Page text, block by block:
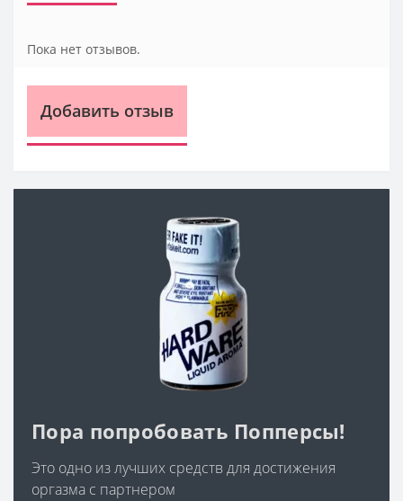
Пока нет отзывов.
Добавить отзыв
Пора попробовать Попперсы!
Это одно из лучших средств для достижения
оргазма с партнером